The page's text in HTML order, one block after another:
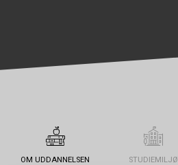
OM UDDANNELSEN STUDIEMILJØ